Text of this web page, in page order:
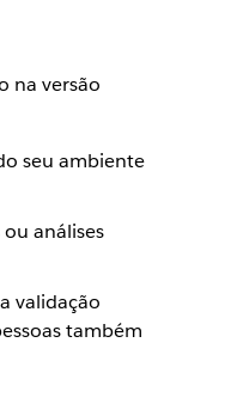
na versão
seu ambiente
análises
validação
também